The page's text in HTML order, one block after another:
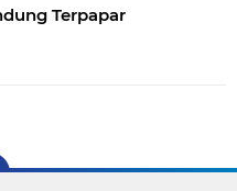
Terpapar